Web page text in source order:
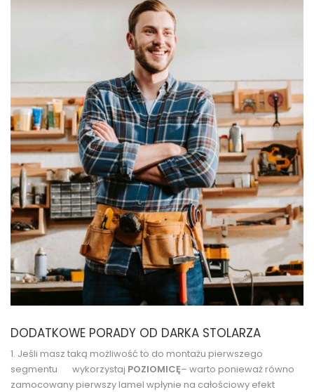
DODATKOWE PORADY OD DARKA STOLARZA
1. Jeśli masz taką możliwość to do montażu pierwszego
segmentu wykorzystaj POZIOMICĘ– warto ponieważ równo
zamocowany pierwszy lamel wpłynie na całościowy efekt